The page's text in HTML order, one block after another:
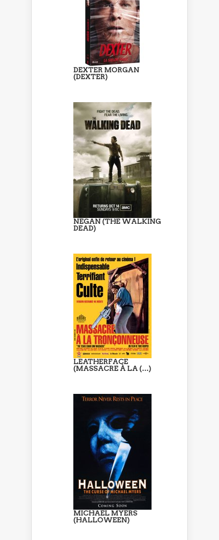
DEXTER MORGAN
(DEXTER)
NEGAN (THE WALKING
DEAD)
LEATHERFACE
(MASSACRE À LA (…)
MICHAEL MYERS
(HALLOWEEN)